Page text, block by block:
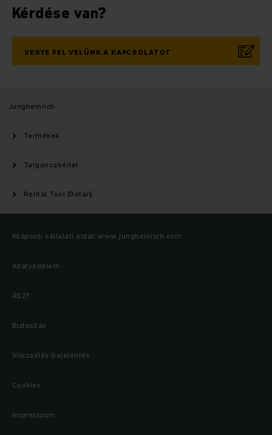
Kérdése van?
VEGYE FEL VELÜNK A KAPCSOLATOT
Jungheinrich
Termékek
Targoncabérlet
Rental Tool (Detail)
Központi vállalati oldal: www.jungheinrich.com
Adatvédelem
ÁSZF
Biztosítás
Visszaélés-bejelentés
Cookies
Impresszum